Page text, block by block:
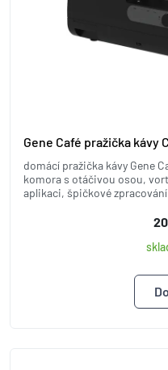
Gene Café pražička kávy
domácí pražička kávy Gene
komora s otáčivou osou,
aplikaci, špičkové zpracování